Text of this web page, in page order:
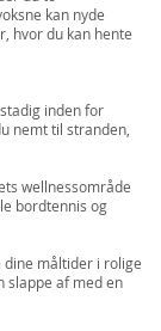
kan nyde
hvor du kan hente
inden for
nemt til stranden,
wellnessområde
bordtennis og
dine måltider i rolige
slappe af med en